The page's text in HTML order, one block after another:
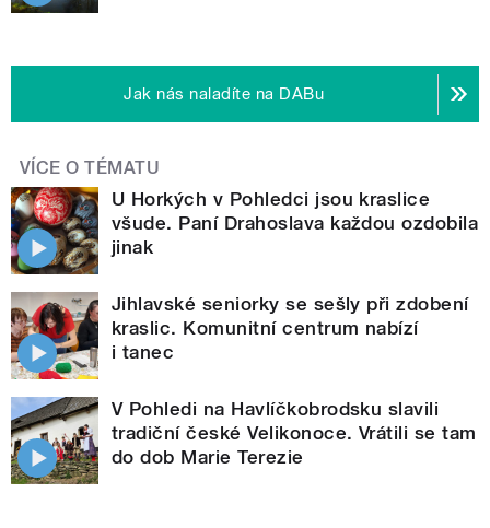
Jak nás naladíte na DABu
VÍCE O TÉMATU
U Horkých v Pohledci jsou kraslice
všude. Paní Drahoslava každou ozdobila
jinak
Jihlavské seniorky se sešly při zdobení
kraslic. Komunitní centrum nabízí
i tanec
V Pohledi na Havlíčkobrodsku slavili
tradiční české Velikonoce. Vrátili se tam
do dob Marie Terezie